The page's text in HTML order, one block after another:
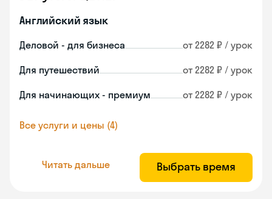
Английский язык
Деловой - для бизнеса от 2282 ₽ / урок
Для путешествий от 2282 ₽ / урок
Для начинающих - премиум от 2282 ₽ / урок
Все услуги и цены (4)
Читать дальше Выбрать время